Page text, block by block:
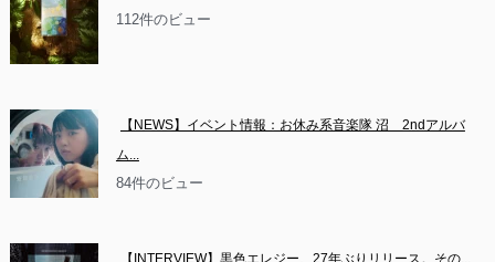
112件のビュー
【NEWS】イベント情報：お休み系音楽隊 沼　2ndアルバ
ム...
84件のビュー
【INTERVIEW】黒色エレジー、27年ぶりリリース。その...